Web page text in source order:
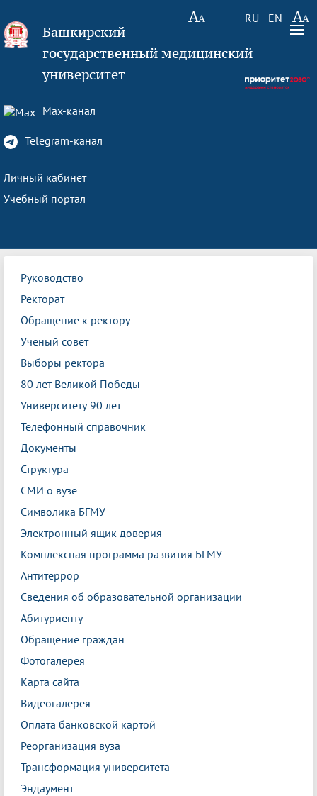
RU EN
Башкирский
государственный медицинский
университет
Max-канал
Telegram-канал
Личный кабинет
Учебный портал
Руководство
Ректорат
Обращение к ректору
Ученый совет
Выборы ректора
80 лет Великой Победы
Университету 90 лет
Телефонный справочник
Документы
Структура
СМИ о вузе
Символика БГМУ
Электронный ящик доверия
Комплексная программа развития БГМУ
Антитеррор
Сведения об образовательной организации
Абитуриенту
Обращение граждан
Фотогалерея
Карта сайта
Видеогалерея
Оплата банковской картой
Реорганизация вуза
Трансформация университета
Эндаумент